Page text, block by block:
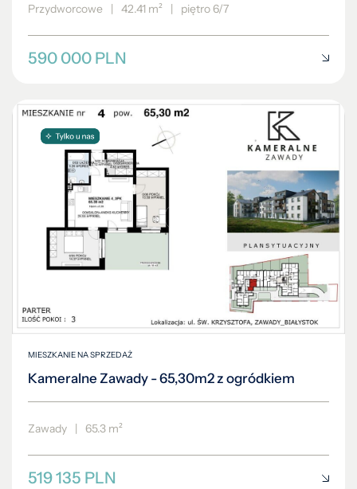
Przydworcowe | 42.41 m² | piętro 6/7
590 000 PLN
MIESZKANIE NA SPRZEDAŻ
Kameralne Zawady - 65,30m2 z ogródkiem
Zawady 65.3 m²
519 135 PLN